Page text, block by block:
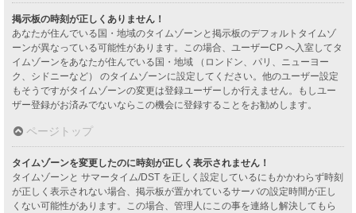
掲示板の時刻が正しくありません！
あなたが住んでいる国・地域のタイムゾーンと掲示板のデフォルトタイムゾ
ーンが異なっている可能性があります。この場合、ユーザーCP へ入室してタ
イムゾーンをあなたが住んでいる国・地域 （ロンドン、パリ、ニューヨー
ク、シドニーなど） のタイムゾーンに設定してください。他のユーザー設定
もそうですがタイムゾーンの変更は登録ユーザーしか行えません。もしユー
ザー登録がお済みでないならこの機会に登録することをお勧めします。
ページトップ
タイムゾーンを変更したのに時刻が正しく表示されません！
タイムゾーンと サマータイム/DST を正しく設定しているにもかかわらず時刻
が正しく表示されない場合、掲示板が置かれているサーバの設定時間が正し
くない可能性があります。この場合、管理人にこの事を連絡し解決してもら